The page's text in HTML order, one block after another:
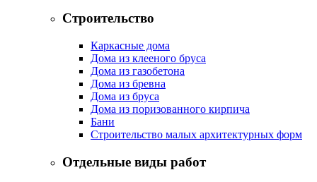
Строительство
Каркасные дома
Дома из клееного бруса
Дома из газобетона
Дома из бревна
Дома из бруса
Дома из поризованного кирпича
Бани
Строительство малых архитектурных форм
Отдельные виды работ